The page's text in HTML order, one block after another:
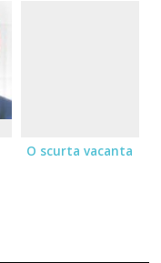
O scurta vacanta